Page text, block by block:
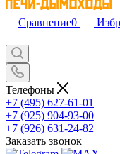
Сравнение0
Телефоны
+7 (495) 627-61-01
+7 (925) 904-93-00
+7 (926) 631-24-82
Заказать звонок